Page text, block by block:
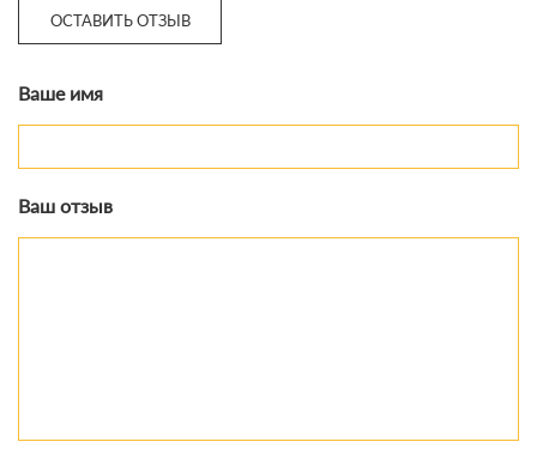
ОСТАВИТЬ ОТЗЫВ
Ваше имя
Ваш отзыв